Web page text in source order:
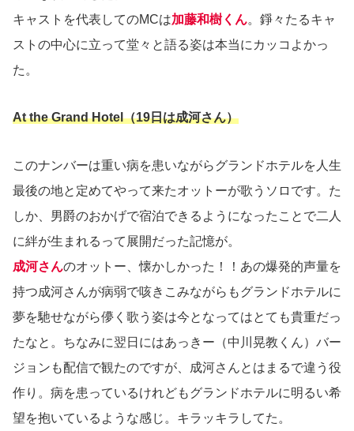
キャストを代表してのMCは加藤和樹くん。錚々たるキャ
ストの中心に立って堂々と語る姿は本当にカッコよかっ
た。
At the Grand Hotel（19日は成河さん）
このナンバーは重い病を患いながらグランドホテルを人生
最後の地と定めてやって来たオットーが歌うソロです。た
しか、男爵のおかげで宿泊できるようになったことで二人
に絆が生まれるって展開だった記憶が。
成河さんのオットー、懐かしかった！！あの爆発的声量を
持つ成河さんが病弱で咳きこみながらもグランドホテルに
夢を馳せながら儚く歌う姿は今となってはとても貴重だっ
たなと。ちなみに翌日にはあっきー（中川晃教くん）バー
ジョンも配信で観たのですが、成河さんとはまるで違う役
作り。病を患っているけれどもグランドホテルに明るい希
望を抱いているような感じ。キラッキラしてた。